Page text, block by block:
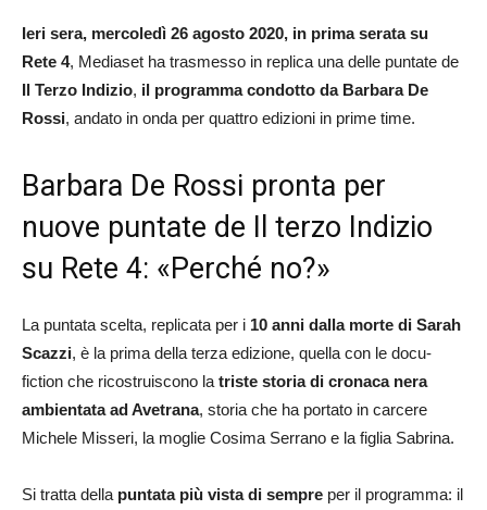
Ieri sera, mercoledì 26 agosto 2020, in prima serata su
Rete 4, Mediaset ha trasmesso in replica una delle puntate de
Il Terzo Indizio, il programma condotto da Barbara De
Rossi, andato in onda per quattro edizioni in prime time.
Barbara De Rossi pronta per
nuove puntate de Il terzo Indizio
su Rete 4: «Perché no?»
La puntata scelta, replicata per i 10 anni dalla morte di Sarah
Scazzi, è la prima della terza edizione, quella con le docu-
fiction che ricostruiscono la triste storia di cronaca nera
ambientata ad Avetrana, storia che ha portato in carcere
Michele Misseri, la moglie Cosima Serrano e la figlia Sabrina.
Si tratta della puntata più vista di sempre per il programma: il